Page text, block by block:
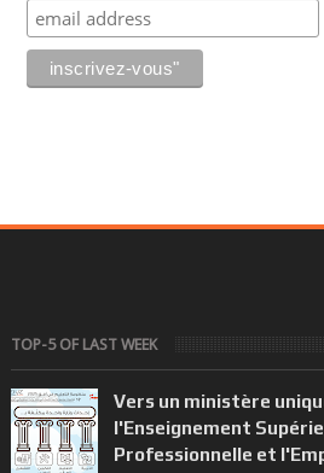
TOP-5 OF LAST WEEK
Vers un ministère
l'Enseignement
Professionnelle et